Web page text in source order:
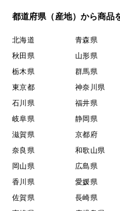
都道府県（産地）から商品
北海道 青森県
秋田県
山形県
栃木県
群馬県
東京都
神奈川県
石川県
福井県
岐阜県
静岡県
滋賀県
京都府
奈良県
和歌山県
岡山県
広島県
香川県
愛媛県
佐賀県
長崎県